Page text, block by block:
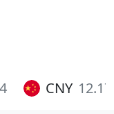
CNY 12.17